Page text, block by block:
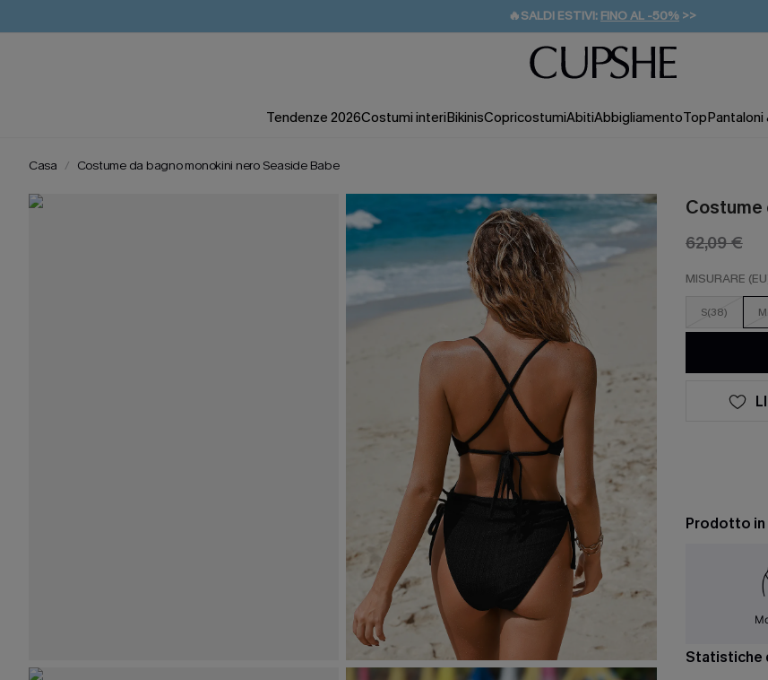
🔥SALDI ESTIVI: FINO AL -50% >>
🚚SPEDIZIONE GRATUITA DA 49€
💌REGALO PER I NUOVI: 20% DI SCONTO*
Tendenze 2026Costumi interiBikinisCopricostumiAbitiAbbigliamentoTopPantaloni
Casa Costume da bagno monokini nero Seaside Babe
Costume
62,09 €
MISURARE
S(38)
Prodotto in
Statistiche